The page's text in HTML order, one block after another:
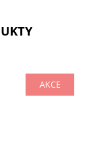
AKCE
Anglie.
v 2014.
této...